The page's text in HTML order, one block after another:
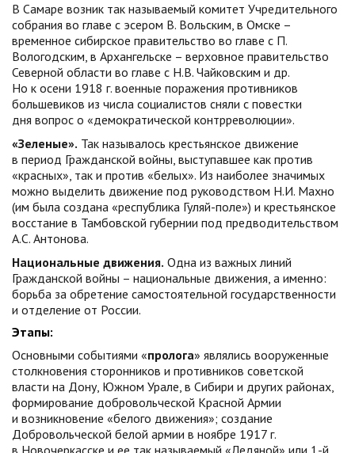
В Самаре возник так называемый комитет Учредительного
собрания во главе с эсером В. Вольским, в Омске –
временное сибирское правительство во главе с П.
Вологодским, в Архангельске – верховное правительство
Северной области во главе с Н.В. Чайковским и др.
Но к осени 1918 г. военные поражения противников
большевиков из числа социалистов сняли с повестки
дня вопрос о «демократической контрреволюции».
«Зеленые». Так называлось крестьянское движение
в период Гражданской войны, выступавшее как против
«красных», так и против «белых». Из наиболее значимых
можно выделить движение под руководством Н.И. Махно
(им была создана «республика Гуляй-поле») и крестьянское
восстание в Тамбовской губернии под предводительством
А.С. Антонова.
Национальные движения. Одна из важных линий
Гражданской войны – национальные движения, а именно:
борьба за обретение самостоятельной государственности
и отделение от России.
Этапы:
Основными событиями «пролога» являлись вооруженные
столкновения сторонников и противников советской
власти на Дону, Южном Урале, в Сибири и других районах,
формирование добровольческой Красной Армии
и возникновение «белого движения»; создание
Добровольческой белой армии в ноябре 1917 г.
в Новочеркасске и ее так называемый «Ледяной» или 1-й